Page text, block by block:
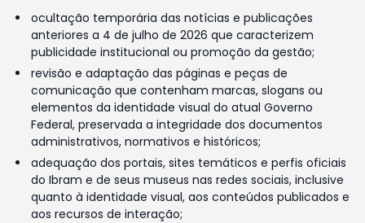
ocultação temporária das notícias e publicações
anteriores a 4 de julho de 2026 que caracterizem
publicidade institucional ou promoção da gestão;
revisão e adaptação das páginas e peças de
comunicação que contenham marcas, slogans ou
elementos da identidade visual do atual Governo
Federal, preservada a integridade dos documentos
administrativos, normativos e históricos;
adequação dos portais, sites temáticos e perfis oficiais
do Ibram e de seus museus nas redes sociais, inclusive
quanto à identidade visual, aos conteúdos publicados e
aos recursos de interação;